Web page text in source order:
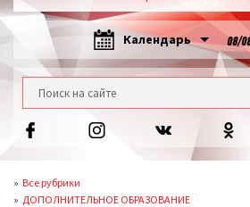
Календарь 08/
Все рубрики
ДОПОЛНИТЕЛЬНОЕ ОБРАЗОВАНИЕ